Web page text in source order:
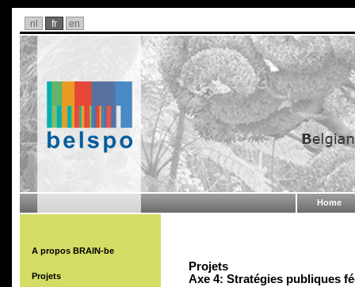
nl fr en
Home
A propos BRAIN-be
Projets
Projets
Axe 4: Stratégies publiques